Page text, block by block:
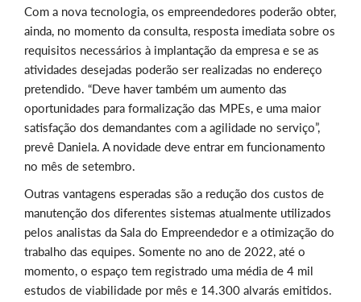
Com a nova tecnologia, os empreendedores poderão obter,
ainda, no momento da consulta, resposta imediata sobre os
requisitos necessários à implantação da empresa e se as
atividades desejadas poderão ser realizadas no endereço
pretendido. “Deve haver também um aumento das
oportunidades para formalização das MPEs, e uma maior
satisfação dos demandantes com a agilidade no serviço”,
prevê Daniela. A novidade deve entrar em funcionamento
no mês de setembro.
Outras vantagens esperadas são a redução dos custos de
manutenção dos diferentes sistemas atualmente utilizados
pelos analistas da Sala do Empreendedor e a otimização do
trabalho das equipes. Somente no ano de 2022, até o
momento, o espaço tem registrado uma média de 4 mil
estudos de viabilidade por mês e 14.300 alvarás emitidos.